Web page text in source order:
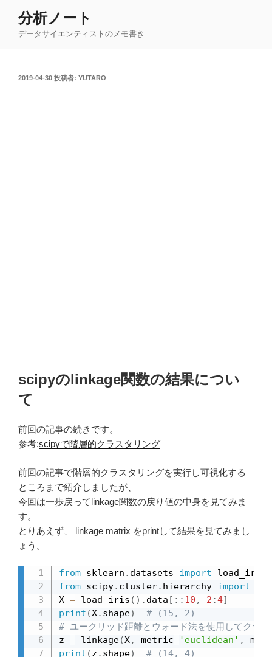
分析ノート
データサイエンティストのメモ書き
投
2019-04-30 投稿者: YUTARO
scipyのlinkage関数の結果につい
て
前回の記事の続きです。
参考:scipyで階層的クラスタリング
前回の記事で階層的クラスタリングを実行し可視化する
ところまで紹介しましたが、
今回は一歩戻ってlinkage関数の戻り値の中身を見てみま
す。
とりあえず、 linkage matrix をprintして結果を見てみまし
ょう。
from sklearn . datasets import
from scipy. cluster. hierarchy import
X = load_iris ( ) . data [ : : 10 , 2 :4]
print (X. shape)
# (15, 2)
# ユークリッド距離とウォード法を使用してクラ
z = linkage(X, metric='euclidean' ,
print (z . shape)
# (14, 4)